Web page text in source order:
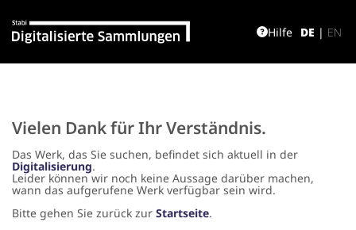
DE | EN
Hilfe
Vielen Dank für Ihr Verständnis.
Das Werk, das Sie suchen, befindet sich aktuell in der
Digitalisierung.
Leider können wir noch keine Aussage darüber machen,
wann das aufgerufene Werk verfügbar sein wird.
Bitte gehen Sie zurück zur Startseite.